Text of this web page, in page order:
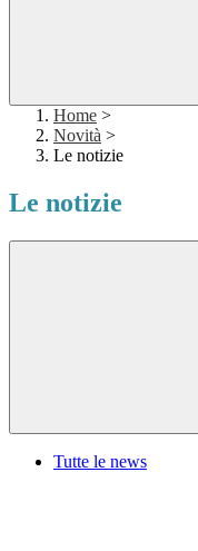
Home >
Novità >
Le notizie
Le notizie
Tutte le news